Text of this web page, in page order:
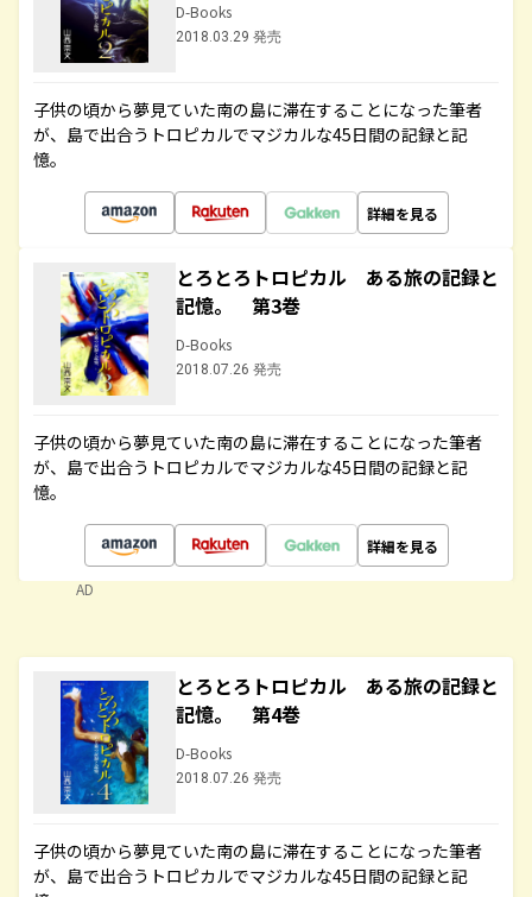
D-Books
2018.03.29 発売
子供の頃から夢見ていた南の島に滞在することになった筆者
が、島で出合うトロピカルでマジカルな45日間の記録と記
憶。
詳細を見る
とろとろトロピカル ある旅の記録と
記憶。 第3巻
D-Books
2018.07.26 発売
子供の頃から夢見ていた南の島に滞在することになった筆者
が、島で出合うトロピカルでマジカルな45日間の記録と記
憶。
詳細を見る
AD
とろとろトロピカル ある旅の記録と
記憶。 第4巻
D-Books
2018.07.26 発売
子供の頃から夢見ていた南の島に滞在することになった筆者
が、島で出合うトロピカルでマジカルな45日間の記録と記